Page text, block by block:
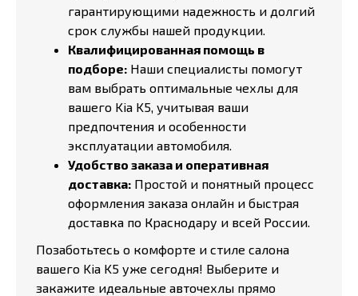
гарантирующими надежность и долгий
срок службы нашей продукции.
Квалифицированная помощь в
подборе: Наши специалисты помогут
вам выбрать оптимальные чехлы для
вашего Kia K5, учитывая ваши
предпочтения и особенности
эксплуатации автомобиля.
Удобство заказа и оперативная
доставка: Простой и понятный процесс
оформления заказа онлайн и быстрая
доставка по Краснодару и всей России.
Позаботьтесь о комфорте и стиле салона
вашего Kia K5 уже сегодня! Выберите и
закажите идеальные авточехлы прямо